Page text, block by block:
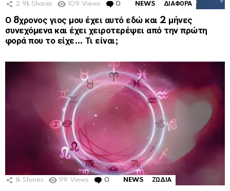
2.9k Shares 109 Views 0 Comments
NEWS ΔΙΑΦΟΡΑ
Ο 8χρονος γιος μου έχει αυτό εδώ και 2 μήνες
συνεχόμενα και έχει χειροτερέψει από την πρώτη
φορά που το είχε… Τι είναι;
1k Shares 99 Views 0 Comments
NEWS ΖΩΔΙΑ